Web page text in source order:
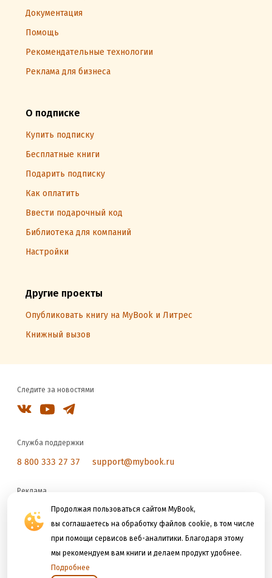
Продолжая пользоваться сайтом MyBook,
вы соглашаетесь на обработку файлов cookie, в том числе
при помощи сервисов веб-аналитики. Благодаря этому
мы рекомендуем вам книги и делаем продукт удобнее.
Подробнее
Документация
Помощь
Рекомендательные технологии
Реклама для бизнеса
О подписке
Купить подписку
Бесплатные книги
Подарить подписку
Как оплатить
Ввести подарочный код
Библиотека для компаний
Настройки
Другие проекты
Опубликовать книгу на MyBook и Литрес
Книжный вызов
Следите за новостями
Служба поддержки
8 800 333 27 37 support@mybook.ru
Реклама
reklama@litres.ru
Мы принимаем к оплате